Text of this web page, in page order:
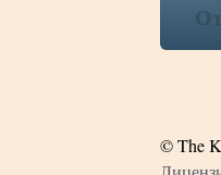
©The